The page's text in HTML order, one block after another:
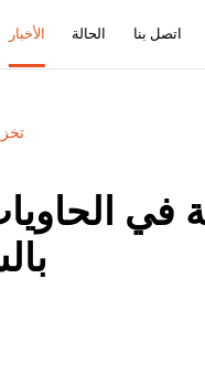
الأخبار الحالة اتصل بنا